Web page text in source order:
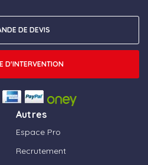
Autres
Espace Pro
Recrutement
DE DEVIS
D'INTERVENTION